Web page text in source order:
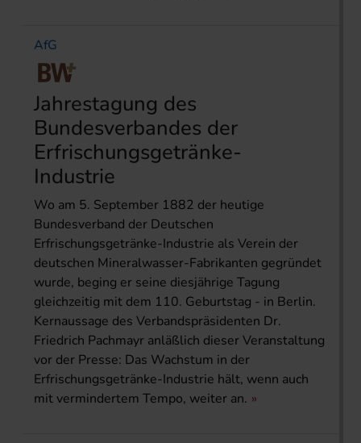
AfG
Jahrestagung des
Bundesverbandes der
Erfrischungsgetränke-
Industrie
Wo am 5. September 1882 der heutige
Bundesverband der Deutschen
Erfrischungsgetränke-Industrie als Verein der
deutschen Mineralwasser-Fabrikanten gegründet
wurde, beging er seine diesjährige Tagung
gleichzeitig mit dem 110. Geburtstag - in Berlin.
Kernaussage des Verbandspräsidenten Dr.
Friedrich Pachmayr anläßlich dieser Veranstaltung
vor der Presse: Das Wachstum in der
Erfrischungsgetränke-Industrie hält, wenn auch
mit vermindertem Tempo, weiter an.